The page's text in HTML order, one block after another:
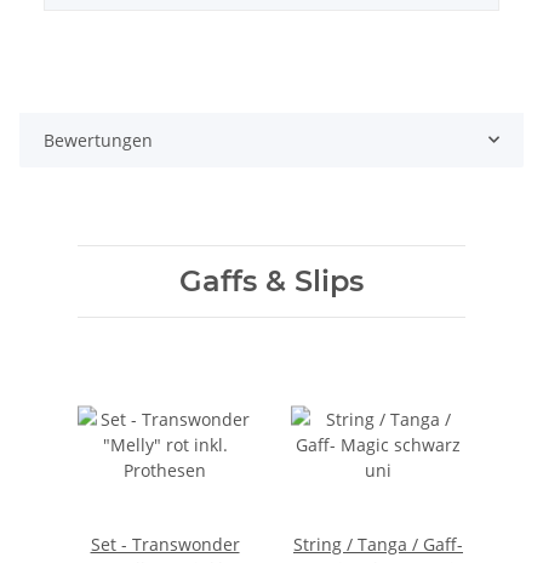
Bewertungen
Gaffs & Slips
Set - Transwonder
String / Tanga / Gaff-